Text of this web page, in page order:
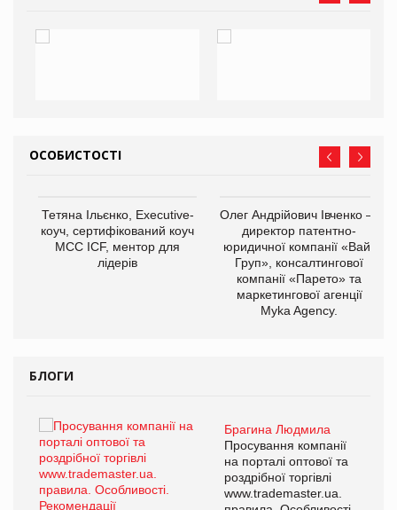
ОСОБИСТОСТІ
Тетяна Ільєнко, Executive-
коуч, сертифікований коуч
МСС ICF, ментор для
лідерів
Олег Андрійович Івченко —
директор патентно-
юридичної компанії «Вайз
Груп», консалтингової
компанії «Парето» та
маркетингової агенції
Myka Agency.
БЛОГИ
Брагина Людмила
Просування компанії
на порталі оптової та
роздрібної торгівлі
www.trademaster.ua.